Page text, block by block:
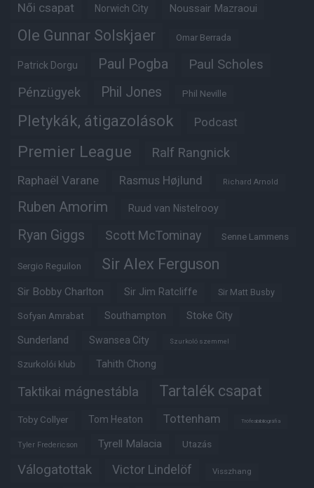
Női csapat Norwich City Noussair Mazraoui
Ole Gunnar Solskjaer Omar Berrada
Patrick Dorgu Paul Pogba Paul Scholes
Pénzügyek Phil Jones Phil Neville
Pletykák, átigazolások Podcast
Premier League Ralf Rangnick
Raphaël Varane Rasmus Højlund Richard Arnold
Ruben Amorim Ruud van Nistelrooy
Ryan Giggs Scott McTominay Senne Lammens
Sergio Reguilon Sir Alex Ferguson
Sir Bobby Charlton Sir Jim Ratcliffe Sir Matt Busby
Sofyan Amrabat Southampton Stoke City
Sunderland Swansea City Szurkoló szemmel
Szurkolói klub Tahith Chong
Taktikai mágnestábla Tartalék csapat
Toby Collyer Tom Heaton Tottenham Trófeabibliográfia
Tyler Fredericson Tyrell Malacia Utazás
Válogatottak Victor Lindelöf Visszhang